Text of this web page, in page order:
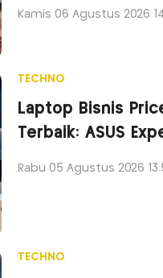
Kamis 06 Agustus 2026
TECHNO
Laptop Bisnis
Terbaik: ASUS
Rabu 05 Agustus 2026
TECHNO